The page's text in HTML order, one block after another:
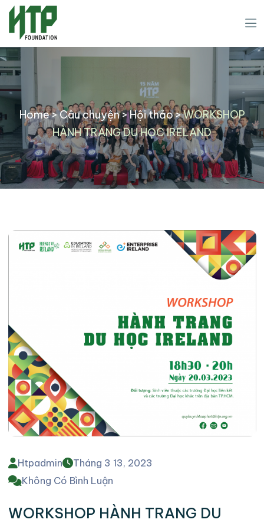
Home>Câu chuyện>Hội thảo>WORKSHOP
HÀNH TRANG DU HỌC IRELAND
Htpadmin
Tháng 3 13, 2023
Không Có Bình Luận
WORKSHOP HÀNH TRANG DU